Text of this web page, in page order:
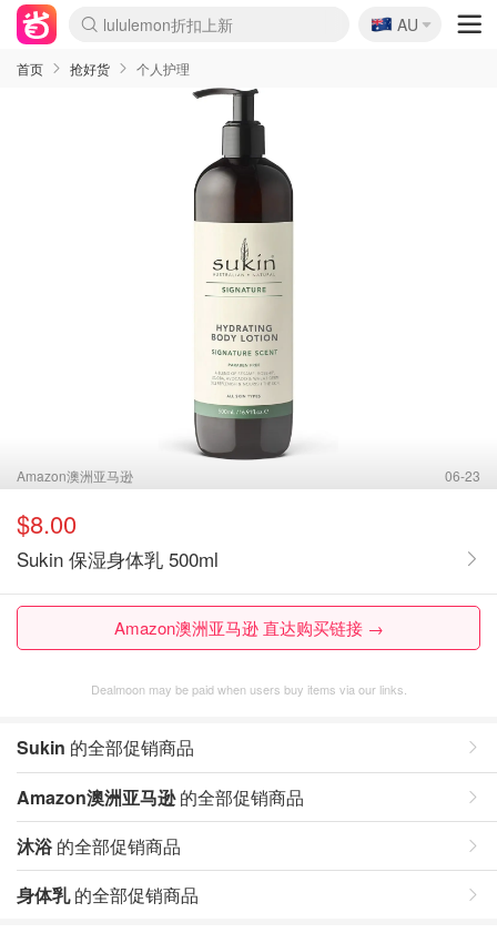
lululemon折扣上新
Sasa美妆护肤3.5折
SSENSE年中2.5折
FreshBeauty好价汇总
Cettire降价+叠9折
WWS Coles超市实拍
viagogo二手票捡漏
Myer超级周末
The Outnet奢牌1折起
David Jones 3折起
Flannels大牌1折
Perfumes Club护肤1折
AMIRO面罩$251
Amazon折扣汇总
eToro入金$200送$50
Amazon数码好物
ICONIC本周7.5折
ThedoubleF高奢地板价
Moose Knuckles 6折
丝芙兰5折起
EUFY摄像头$98
Selenichast首饰2折
Trip机票酒店促销
YSL送5件彩妆礼
Amazon家居好物
Amazon美妆护肤
雅漾大喷$8
过敏原检测盒$33
伊索独家赠50ml沐浴露
科颜氏高保湿面霜$29
SEALIFE海洋馆门票6折
丝塔芙大白罐$16
订阅Newsletter送香薰
Cult Beauty 6.8折
Harrods圣诞日历$525
LN-CC奢牌私促3折
d'Alba空姐喷雾$16
EVE LOM套装£56
Bernardelli独家4折
Adore Beauty 6折起
CT圣诞日历
Mytheresa奢品2.7折
Luxury Escapes 9折
Currentbody美容仪$881
MOON Garden Live
Roborock扫地机$649
Tingo Life水杯$24
Valentino官网5折
CR洗护套装$23
修丽可4件套$159
Myer彩妆2件7折
GANNI官网4.5折
Stylevana韩妆4折
Tessabit高奢8.5折
OGX洗发水$11
Amazon阿德莱德次日达
卡诗8.5折+赠礼
Philips Hue灯具8折
🇦🇺
AU
首页 抢好货 个人护理
Amazon澳洲亚马逊 06-23
$8.00
Sukin 保湿身体乳 500ml
Amazon澳洲亚马逊 直达购买链接 →
Dealmoon may be paid when users buy items via our links.
Sukin 的全部促销商品
Amazon澳洲亚马逊的全部促销商品
沐浴 的全部促销商品
身体乳的全部促销商品